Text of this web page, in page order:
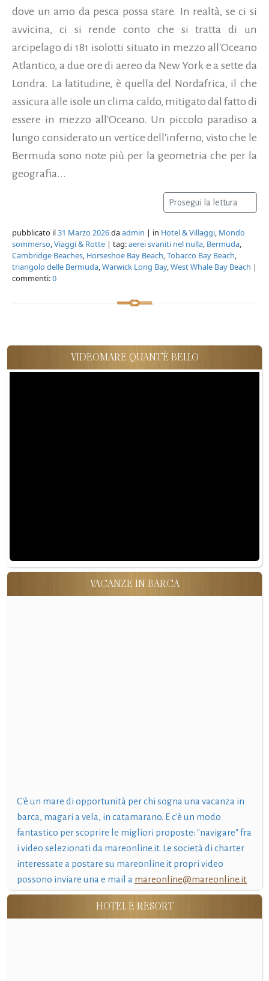
dove un amo da pesca possa stare. In realtà, se ci si
avvicina, ci si rende conto che si tratta di un
arcipelago di 181 isolotti situato in mezzo all'Oceano
Atlantico, a due ore di aereo da New York e a sette da
Londra. La latitudine, è quella del Nordafrica, il che
assicura alle isole un clima caldo, mitigato dal fatto di
essere in mezzo all'Oceano. Un piccolo paradiso a
lungo considerato un vertice dell'inferno, visto che le
Bermuda sono note più per la geometria che per la
geografia...
Prosegui la lettura
pubblicato il31 Marzo 2026daadmin | in Hotel & Villaggi, Mondo
sommerso,Viaggi & Rotte | tag:aerei svaniti nel nulla, Bermuda,
Cambridge Beaches, Horseshoe Bay Beach,Tobacco Bay Beach,
triangolo delle Bermuda,Warwick Long Bay,West Whale Bay Beach |
commenti:0
VIDEOMARE QUANT'È BELLO
VACANZE IN BARCA
C'è un mare di opportunità per chi sogna una vacanza in
barca, magari a vela, in catamarano. E c'è un modo
fantastico per scoprire le migliori proposte: "navigare" fra
i video selezionati da mareonline.it. Le società di charter
interessate a postare su mareonline.it propri video
possono inviare una e mail a mareonline@mareonline.it
HOTEL E RESORT